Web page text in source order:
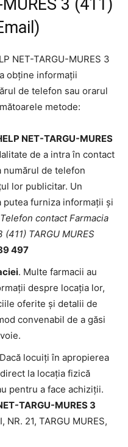
3 (411)
NET-TARGU-MURES 3
obține informații
de telefon sau orarul
metode:
NET-TARGU-MURES
de a intra în contact
numărul de telefon
lor publicitar. Un
putea furniza informații și
Telefon contact Farmacia
(411) TARGU MURES
497
. Multe farmacii au
despre locația lor,
oferite și detalii de
convenabil de a găsi
Dacă locuiți în apropierea
la locația fizică
pentru a face achiziții.
TARGU-MURES 3
NR. 21, TARGU MURES,